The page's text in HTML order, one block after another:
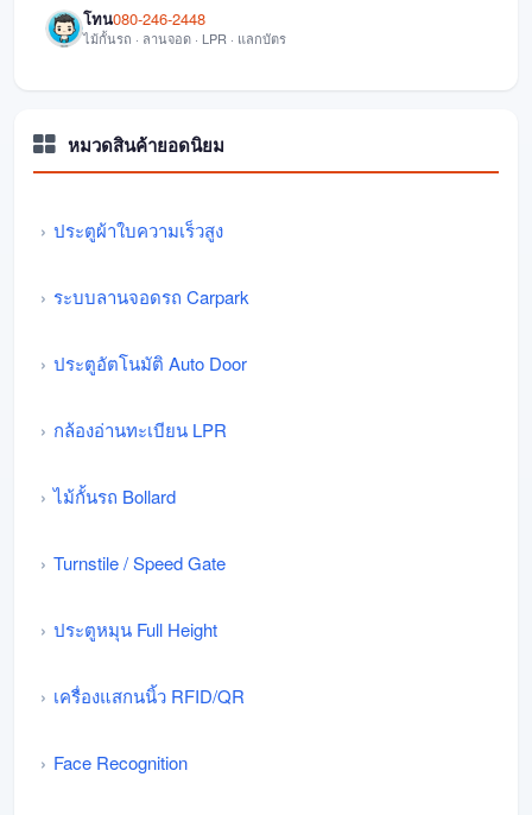
โทน080-246-2448
ไม้กั้นรถ · ลานจอด · LPR · แลกบัตร
หมวดสินค้ายอดนิยม
ประตูผ้าใบความเร็วสูง
ระบบลานจอดรถ Carpark
ประตูอัตโนมัติ Auto Door
กล้องอ่านทะเบียน LPR
ไม้กั้นรถ Bollard
Turnstile / Speed Gate
ประตูหมุน Full Height
เครื่องแสกนนิ้ว RFID/QR
Face Recognition